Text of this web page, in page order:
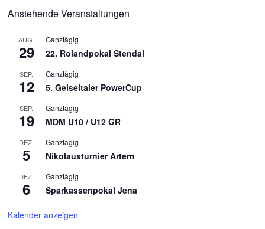
Anstehende Veranstaltungen
AUG.
29
Ganztägig
22. Rolandpokal Stendal
SEP.
12
Ganztägig
5. Geiseltaler PowerCup
SEP.
19
Ganztägig
MDM U10 / U12 GR
DEZ.
5
Ganztägig
Nikolausturnier Artern
DEZ.
6
Ganztägig
Sparkassenpokal Jena
Kalender anzeigen